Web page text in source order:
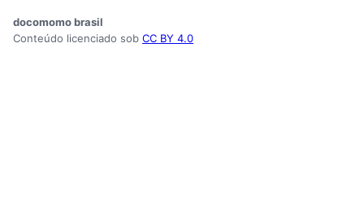
docomomo brasil
Conteúdo licenciado sob CC BY 4.0